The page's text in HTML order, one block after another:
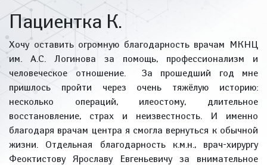
Пациентка К.
Хочу оставить огромную благодарность врачам МКНЦ
им. А.С. Логинова за помощь, профессионализм и
человеческое отношение. За прошедший год мне
пришлось пройти через очень тяжёлую историю:
несколько операций, илеостому, длительное
восстановление, страх и неизвестность. И именно
благодаря врачам центра я смогла вернуться к обычной
жизни. Отдельная благодарность к.м.н., врач-хирургу
Феоктистову Ярославу Евгеньевичу за внимательное